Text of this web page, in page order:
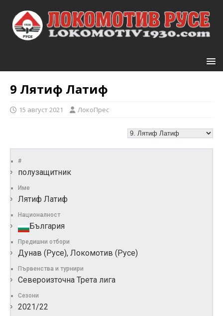
9 Лятиф Латиф
15 август 2021 ЛокоПрес
#
полузащитник
Име
Лятиф Латиф
Националност
България
Предишни отбори
Дунав (Русе), Локомотив (Русе)
Първенства и турнири
Североизточна Трета лига
Сезони
2021/22